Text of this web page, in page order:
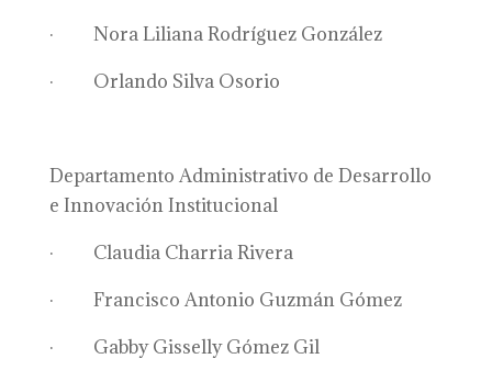
· Nora Liliana Rodríguez González
· Orlando Silva Osorio
Departamento Administrativo de Desarrollo
e Innovación Institucional
· Claudia Charria Rivera
· Francisco Antonio Guzmán Gómez
· Gabby Gisselly Gómez Gil